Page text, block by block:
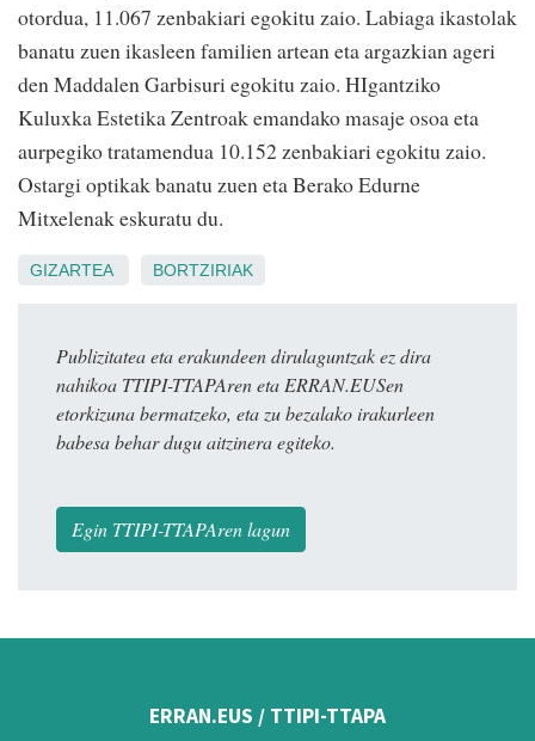
otordua, 11.067 zenbakiari egokitu zaio. Labiaga ikastolak
banatu zuen ikasleen familien artean eta argazkian ageri
den Maddalen Garbisuri egokitu zaio. HIgantziko
Kuluxka Estetika Zentroak emandako masaje osoa eta
aurpegiko tratamendua 10.152 zenbakiari egokitu zaio.
Ostargi optikak banatu zuen eta Berako Edurne
Mitxelenak eskuratu du.
GIZARTEA BORTZIRIAK
Publizitatea eta erakundeen dirulaguntzak ez dira
nahikoa TTIPI-TTAPAren eta ERRAN.EUSen
etorkizuna bermatzeko, eta zu bezalako irakurleen
babesa behar dugu aitzinera egiteko.
Egin TTIPI-TTAPAren lagun
ERRAN.EUS / TTIPI-TTAPA